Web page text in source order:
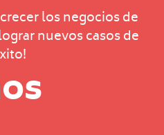
los negocios de
nuevos casos de